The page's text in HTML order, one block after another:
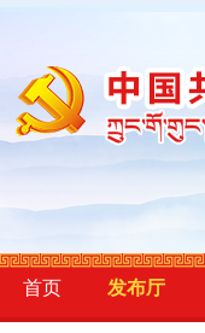
首页 发布厅